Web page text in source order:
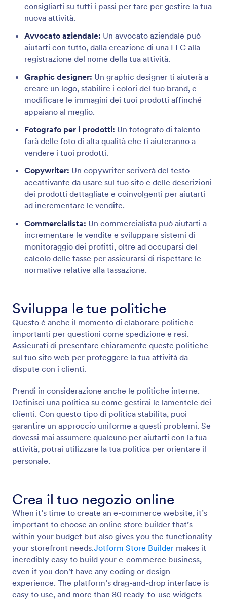
consigliarti su tutti i passi per fare per gestire la tua
nuova attività.
Avvocato aziendale: Un avvocato aziendale può
aiutarti con tutto, dalla creazione di una LLC alla
registrazione del nome della tua attività.
Graphic designer: Un graphic designer ti aiuterà a
creare un logo, stabilire i colori del tuo brand, e
modificare le immagini dei tuoi prodotti affinché
appaiano al meglio.
Fotografo per i prodotti: Un fotografo di talento
farà delle foto di alta qualità che ti aiuteranno a
vendere i tuoi prodotti.
Copywriter: Un copywriter scriverà del testo
accattivante da usare sul tuo sito e delle descrizioni
dei prodotti dettagliate e coinvolgenti per aiutarti
ad incrementare le vendite.
Commercialista: Un commercialista può aiutarti a
incrementare le vendite e sviluppare sistemi di
monitoraggio dei profitti, oltre ad occuparsi del
calcolo delle tasse per assicurarsi di rispettare le
normative relative alla tassazione.
Sviluppa le tue politiche
Questo è anche il momento di elaborare politiche
importanti per questioni come spedizione e resi.
Assicurati di presentare chiaramente queste politiche
sul tuo sito web per proteggere la tua attività da
dispute con i clienti.
Prendi in considerazione anche le politiche interne.
Definisci una politica su come gestirai le lamentele dei
clienti. Con questo tipo di politica stabilita, puoi
garantire un approccio uniforme a questi problemi. Se
dovessi mai assumere qualcuno per aiutarti con la tua
attività, potrai utilizzare la tua politica per orientare il
personale.
Crea il tuo negozio online
When it’s time to create an e-commerce website, it’s
important to choose an online store builder that’s
within your budget but also gives you the functionality
your storefront needs.Jotform Store Builder makes it
incredibly easy to build your e-commerce business,
even if you don’t have any coding or design
experience. The platform’s drag-and-drop interface is
easy to use, and more than 80 ready-to-use widgets